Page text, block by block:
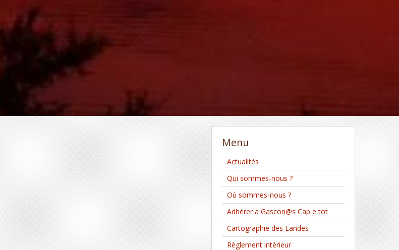
Menu
Actualités
Qui sommes-nous ?
Où sommes-nous ?
Adhérer a Gascon@s Cap e tot
Cartographie des Landes
Règlement intérieur